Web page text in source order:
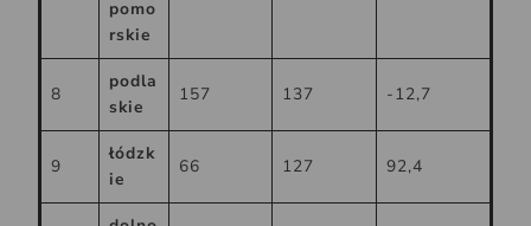
pomo
rskie
8
podla
skie
157 137 -12,7
9
łódzk
ie
66 127 92,4